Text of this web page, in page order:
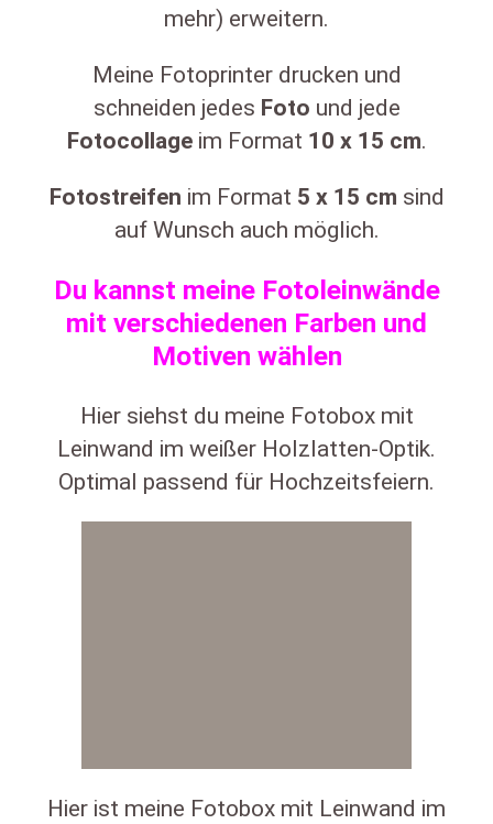
mehr) erweitern.
Meine Fotoprinter drucken und
schneiden jedes Foto und jede
Fotocollageim Format 10 x 15 cm.
Fotostreifen im Format 5 x 15 cm sind
auf Wunsch auch möglich.
Du kannst meine Fotoleinwände
mit verschiedenen Farben und
Motiven wählen
Hier siehst du meine Fotobox mit
Leinwand im weißer Holzlatten-Optik.
Optimal passend für Hochzeitsfeiern.
Hier ist meine Fotobox mit Leinwand im